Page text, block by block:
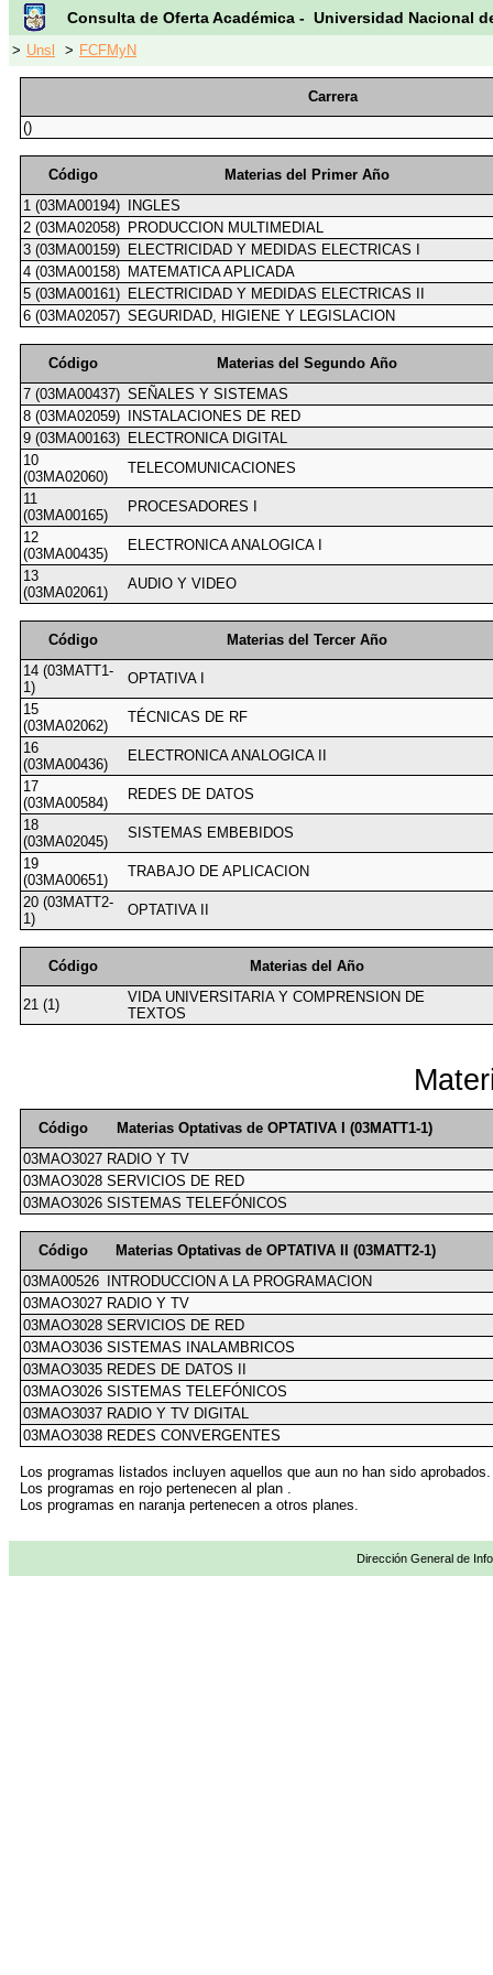
Consulta de Oferta Académica - Universidad Nacional
> Unsl > FCFMyN
Carrera
()
Código
Materias del Primer Año
1 (03MA00194)
INGLES
2 (03MA02058) PRODUCCION MULTIMEDIAL
3 (03MA00159) ELECTRICIDAD Y MEDIDAS ELECTRICAS I
4 (03MA00158) MATEMATICA APLICADA
5 (03MA00161) ELECTRICIDAD Y MEDIDAS ELECTRICAS II
6 (03MA02057) SEGURIDAD, HIGIENE Y LEGISLACION
Código
Materias del Segundo Año
7 (03MA00437) SEÑALES Y SISTEMAS
8 (03MA02059)
INSTALACIONES DE RED
9 (03MA00163) ELECTRONICA DIGITAL
10
(03MA02060)
TELECOMUNICACIONES
11
(03MA00165)
PROCESADORES I
12
(03MA00435)
ELECTRONICA ANALOGICA I
13
(03MA02061)
AUDIO Y VIDEO
Código
Materias del Tercer Año
14 (03MATT1-
1)
OPTATIVA I
15
(03MA02062)
TÉCNICAS DE RF
16
(03MA00436)
ELECTRONICA ANALOGICA II
17
(03MA00584)
REDES DE DATOS
18
(03MA02045)
SISTEMAS EMBEBIDOS
19
(03MA00651)
TRABAJO DE APLICACION
20 (03MATT2-
1)
OPTATIVA II
Código Materias del Año
21 (1)
VIDA UNIVERSITARIA Y COMPRENSION DE
TEXTOS
Código
Materias Optativas de OPTATIVA I (03MATT1-1)
03MAO3027 RADIO Y TV
03MAO3028 SERVICIOS DE RED
03MAO3026 SISTEMAS TELEFÓNICOS
Código
Materias Optativas de OPTATIVA II (03MATT2-1)
03MA00526
INTRODUCCION A LA PROGRAMACION
03MAO3027 RADIO Y TV
03MAO3028 SERVICIOS DE RED
03MAO3036 SISTEMAS INALAMBRICOS
03MAO3035 REDES DE DATOS II
03MAO3026 SISTEMAS TELEFÓNICOS
03MAO3037 RADIO Y TV DIGITAL
03MAO3038 REDES CONVERGENTES
Los programas listados incluyen aquellos que aun no han sido aprobados.
Los programas en rojo pertenecen al plan .
Los programas en naranja pertenecen a otros planes.
Dirección General de